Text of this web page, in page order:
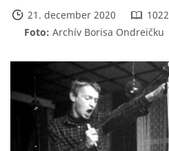
21. december 2020
1022
Foto: Archív Borisa Ondreičku